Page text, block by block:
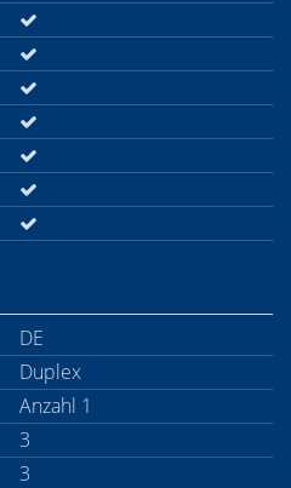
DE
Duplex
Anzahl 1
3
3